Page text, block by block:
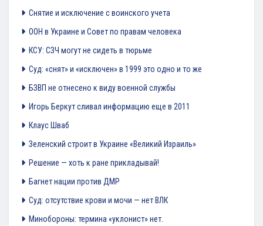
Снятие и исключение с воинского учета
ООН в Украине и Совет по правам человека
КСУ: СЗЧ могут не сидеть в тюрьме
Суд: «снят» и «исключен» в 1999 это одно и то же
БЗВП не отнесено к виду военной службы
Игорь Беркут сливал информацию еще в 2011
Клаус Шваб
Зеленский строит в Украине «Великий Израиль»
Решение — хоть к ране прикладывай!
Багнет нации против ДМР
Суд: отсутствие крови и мочи — нет ВЛК
Минобороны: термина «уклонист» нет.